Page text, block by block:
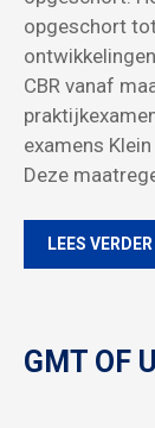
opgeschort
CBR vanaf
examens
Deze
LEES
GMT OF